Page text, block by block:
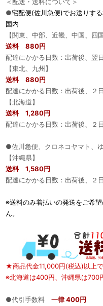
●宅配便(佐川急便)でお送りす
国内
【関東、中部、近畿、中国、四国
送料 880円
配達にかかる日数：出荷後、翌
【東北、九州】
送料 880円
配達にかかる日数：出荷後、２
【北海道】
送料 1,280円
配達にかかる日数：出荷後、２
●佐川急便、クロネコヤマト、
【沖縄県】
送料 1,580円
配達にかかる日数：出荷後、２
※送料のみ着払いの発送をご希
ん。
★商品代金11,000円(税込)以上
※北海道は400円、沖縄県は700
●代引手数料 一律 400円